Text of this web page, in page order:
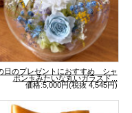
日のプレゼントにおすすめ シャ
ボン玉みたいな丸いガラスド...
価格:5,000円(税抜 4,545円)